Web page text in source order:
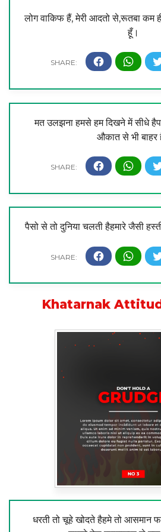
लोग वाकिफ हैं, मेरी आदतो से,रूतबा कम
हूँ।
मत उलझना हमसे हम दिखने में सीधे हैपर
औकात से भी बाहर
पैसो से तो दुनिया चलती हैहमारे जैसी
Khatarnak
धरती तो चूहे खोदते हैहमे तो आसमान